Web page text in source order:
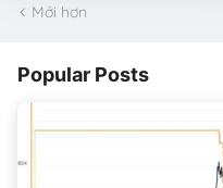
Mới hơn
Popular Posts